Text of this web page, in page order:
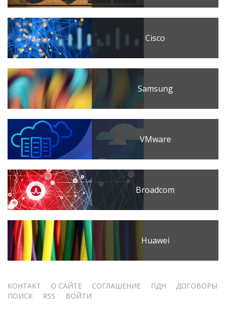
Cisco
Samsung
VMware
Broadcom
Huawei
Меню
КОНТАКТ О САЙТЕ СОГЛАШЕНИЕ ПДН
ДОГОВОРЫ
ПОИСК
RSS ВОЙТИ